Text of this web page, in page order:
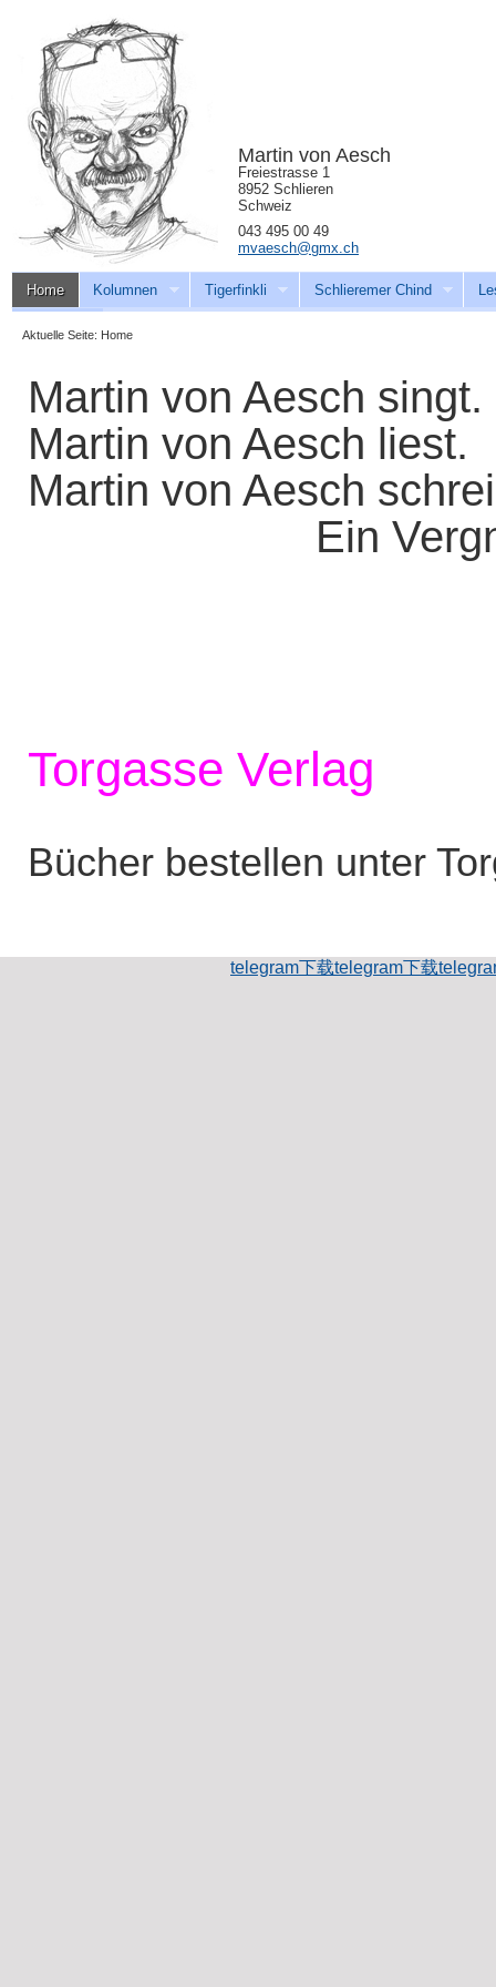
Home Kolumnen Tigerfinkli Schlieremer Chind
Martin von Aesch
Freiestrasse 1
8952 Schlieren
Schweiz
043 495 00 49
mvaesch@gmx.ch
Aktuelle Seite: Home
Martin von Aesch singt.
Martin von Aesch liest.
Martin von Aesch
Ein
Torgasse Verlag
Bücher bestellen unter
telegram下载telegram下载